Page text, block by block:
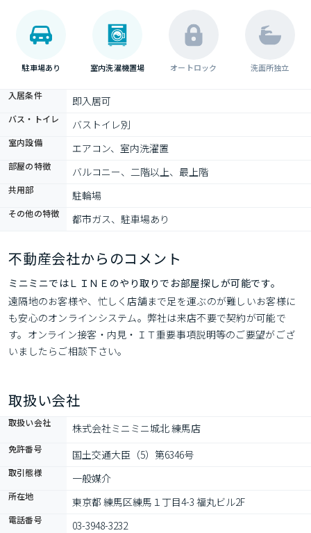
駐車場あり 室内洗濯機置場 オートロック 洗面所独立
入居条件 即入居可
バス・トイレ バストイレ別
室内設備 エアコン、室内洗濯置
部屋の特徴 バルコニー、二階以上、最上階
共用部 駐輪場
その他の特徴 都市ガス、駐車場あり
不動産会社からのコメント
ミニミニではＬＩＮＥのやり取りでお部屋探しが可能です。
遠隔地のお客様や、忙しく店舗まで足を運ぶのが難しいお客様に
も安心のオンラインシステム。弊社は来店不要で契約が可能で
す。オンライン接客・内見・ＩＴ重要事項説明等のご要望がござ
いましたらご相談下さい。
取扱い会社
取扱い会社 株式会社ミニミニ城北 練馬店
免許番号 国土交通大臣（5）第6346号
取引態様 一般媒介
所在地 東京都 練馬区練馬１丁目4-3 福丸ビル2F
電話番号 03-3948-3232